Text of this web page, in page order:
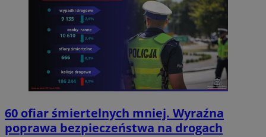
60 ofiar śmiertelnych mniej. Wyraźna
poprawa bezpieczeństwa na drogach